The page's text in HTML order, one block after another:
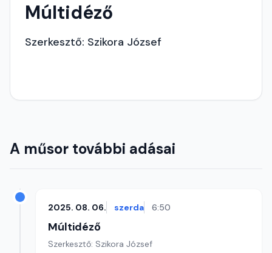
Múltidéző
Szerkesztő: Szikora József
A műsor további adásai
2025. 08. 06. szerda 6:50
Múltidéző
Szerkesztő: Szikora József